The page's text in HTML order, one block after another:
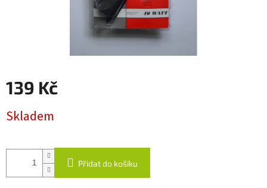
139 Kč
cena:
Skladem
Přidat do košíku